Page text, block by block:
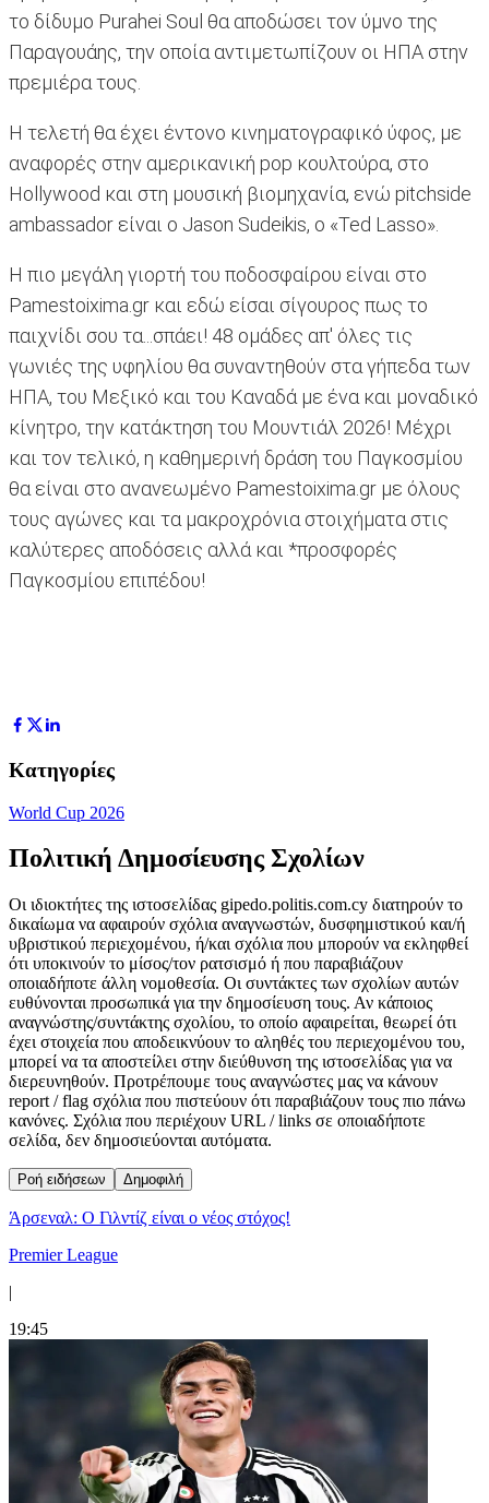
το δίδυμο Purahei Soul θα αποδώσει τον ύμνο της
Παραγουάης, την οποία αντιμετωπίζουν οι ΗΠΑ στην
πρεμιέρα τους.
Η τελετή θα έχει έντονο κινηματογραφικό ύφος, με
αναφορές στην αμερικανική pop κουλτούρα, στο
Hollywood και στη μουσική βιομηχανία, ενώ pitchside
ambassador είναι ο Jason Sudeikis, ο «Ted Lasso».
Η πιο μεγάλη γιορτή του ποδοσφαίρου είναι στο
Pamestoixima.gr και εδώ είσαι σίγουρος πως το
παιχνίδι σου τα...σπάει! 48 ομάδες απ' όλες τις
γωνιές της υφηλίου θα συναντηθούν στα γήπεδα των
ΗΠΑ, του Μεξικό και του Καναδά με ένα και μοναδικό
κίνητρο, την κατάκτηση του Μουντιάλ 2026! Μέχρι
και τον τελικό, η καθημερινή δράση του Παγκοσμίου
θα είναι στο ανανεωμένο Pamestoixima.gr με όλους
τους αγώνες και τα μακροχρόνια στοιχήματα στις
καλύτερες αποδόσεις αλλά και *προσφορές
Παγκοσμίου επιπέδου!
Κατηγορίες
World Cup 2026
Πολιτική Δημοσίευσης Σχολίων
Οι ιδιοκτήτες της ιστοσελίδας gipedo.politis.com.cy διατηρούν το
δικαίωμα να αφαιρούν σχόλια αναγνωστών, δυσφημιστικού και/ή
υβριστικού περιεχομένου, ή/και σχόλια που μπορούν να εκληφθεί
ότι υποκινούν το μίσος/τον ρατσισμό ή που παραβιάζουν
οποιαδήποτε άλλη νομοθεσία. Οι συντάκτες των σχολίων αυτών
ευθύνονται προσωπικά για την δημοσίευση τους. Αν κάποιος
αναγνώστης/συντάκτης σχολίου, το οποίο αφαιρείται, θεωρεί ότι
έχει στοιχεία που αποδεικνύουν το αληθές του περιεχομένου του,
μπορεί να τα αποστείλει στην διεύθυνση της ιστοσελίδας για να
διερευνηθούν. Προτρέπουμε τους αναγνώστες μας να κάνουν
report / flag σχόλια που πιστεύουν ότι παραβιάζουν τους πιο πάνω
κανόνες. Σχόλια που περιέχουν URL / links σε οποιαδήποτε
σελίδα, δεν δημοσιεύονται αυτόματα.
Ροή ειδήσεων Δημοφιλή
Άρσεναλ: Ο Γιλντίζ είναι ο νέος στόχος!
Premier League
|
19:45